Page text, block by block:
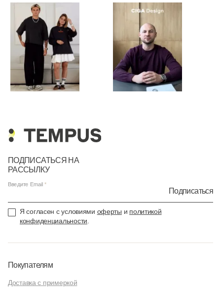
ПОДПИСАТЬСЯ НА
РАССЫЛКУ
Введите Email
Подписаться
Я согласен с условиями оферты и политикой
конфиденциальности
Покупателям
Доставка с примеркой